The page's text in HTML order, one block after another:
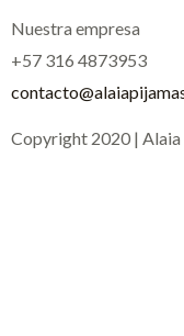
Nuestra empresa
+57 316 4873953
Copyright 2020 | Alaia